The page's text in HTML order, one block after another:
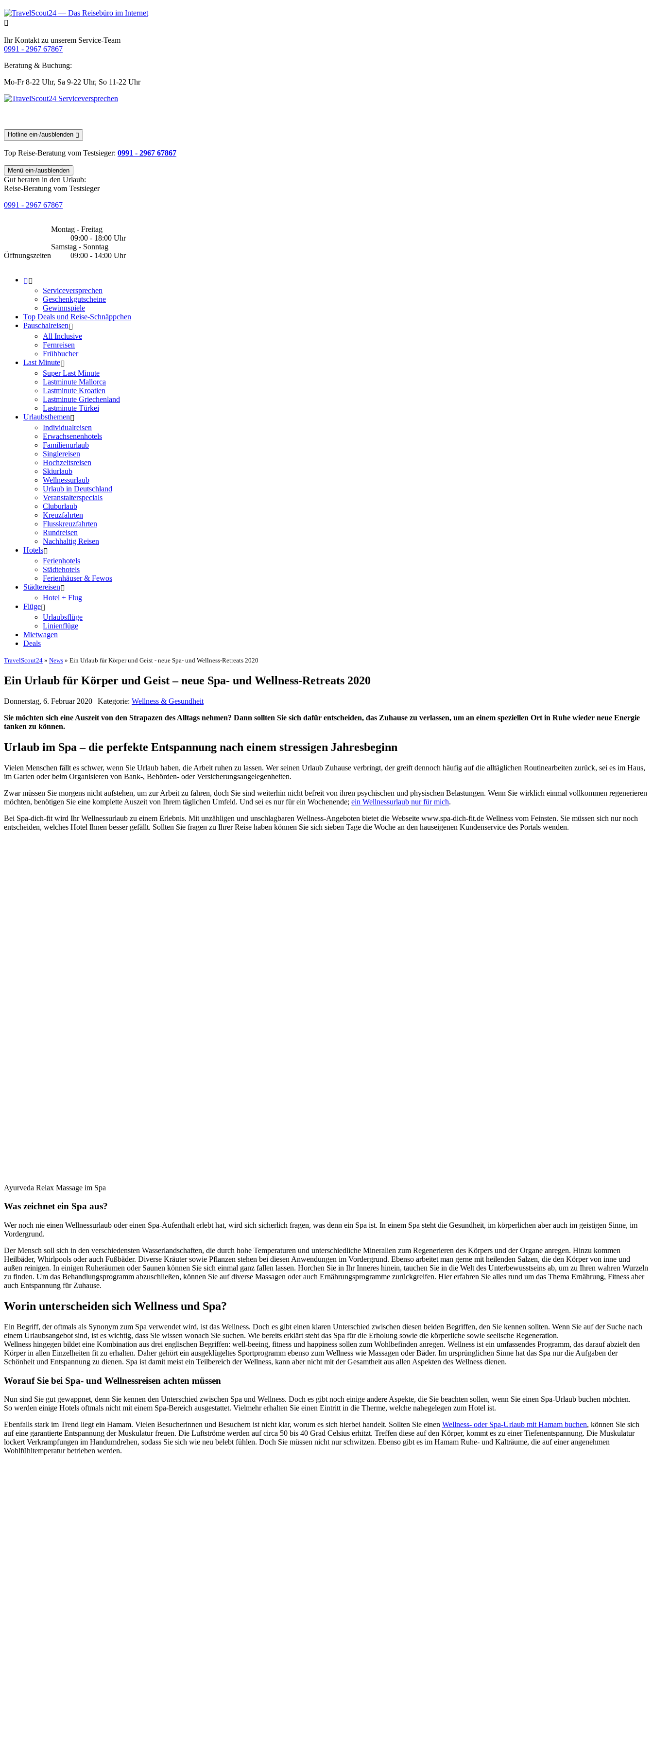
Ihr Kontakt zu unserem Service-Team
0991 - 2967 67867
Beratung & Buchung:
Mo-Fr 8-22 Uhr, Sa 9-22 Uhr, So 11-22 Uhr
Hotline ein-/ausblenden
Top Reise-Beratung vom Testsieger: 0991 - 2967 67867
Menü ein-/ausblenden
Gut beraten in den Urlaub:
Reise-Beratung vom Testsieger
0991 - 2967 67867
Öffnungszeiten
Montag - Freitag
09:00 - 18:00 Uhr
Samstag - Sonntag
09:00 - 14:00 Uhr
Serviceversprechen
Geschenkgutscheine
Gewinnspiele
Top Deals und Reise-Schnäppchen
Pauschalreisen
All Inclusive
Fernreisen
Frühbucher
Last Minute
Super Last Minute
Lastminute Mallorca
Lastminute Kroatien
Lastminute Griechenland
Lastminute Türkei
Urlaubsthemen
Individualreisen
Erwachsenenhotels
Familienurlaub
Singlereisen
Hochzeitsreisen
Skiurlaub
Wellnessurlaub
Urlaub in Deutschland
Veranstalterspecials
Cluburlaub
Kreuzfahrten
Flusskreuzfahrten
Rundreisen
Nachhaltig Reisen
Hotels
Ferienhotels
Städtehotels
Ferienhäuser & Fewos
Städtereisen
Hotel + Flug
Flüge
Urlaubsflüge
Linienflüge
Mietwagen
Deals
TravelScout24 » News » Ein Urlaub für Körper und Geist - neue Spa- und Wellness-Retreats 2020
Ein Urlaub für Körper und Geist – neue Spa- und Wellness-Retreats 2020
Donnerstag, 6. Februar 2020 | Kategorie: Wellness & Gesundheit
Sie möchten sich eine Auszeit von den Strapazen des Alltags nehmen? Dann sollten Sie sich dafür entscheiden, das Zuhause zu verlassen, um an einem speziellen Ort in Ruhe wieder neue Energie
tanken zu können.
Urlaub im Spa – die perfekte Entspannung nach einem stressigen Jahresbeginn
Vielen Menschen fällt es schwer, wenn Sie Urlaub haben, die Arbeit ruhen zu lassen. Wer seinen Urlaub Zuhause verbringt, der greift dennoch häufig auf die alltäglichen Routinearbeiten zurück, sei es im Haus,
im Garten oder beim Organisieren von Bank-, Behörden- oder Versicherungsangelegenheiten.
Zwar müssen Sie morgens nicht aufstehen, um zur Arbeit zu fahren, doch Sie sind weiterhin nicht befreit von ihren psychischen und physischen Belastungen. Wenn Sie wirklich einmal vollkommen regenerieren
möchten, benötigen Sie eine komplette Auszeit von Ihrem täglichen Umfeld. Und sei es nur für ein Wochenende; ein Wellnessurlaub nur für mich.
Bei Spa-dich-fit wird Ihr Wellnessurlaub zu einem Erlebnis. Mit unzähligen und unschlagbaren Wellness-Angeboten bietet die Webseite www.spa-dich-fit.de Wellness vom Feinsten. Sie müssen sich nur noch
entscheiden, welches Hotel Ihnen besser gefällt. Sollten Sie fragen zu Ihrer Reise haben können Sie sich sieben Tage die Woche an den hauseigenen Kundenservice des Portals wenden.
Ayurveda Relax Massage im Spa
Was zeichnet ein Spa aus?
Wer noch nie einen Wellnessurlaub oder einen Spa-Aufenthalt erlebt hat, wird sich sicherlich fragen, was denn ein Spa ist. In einem Spa steht die Gesundheit, im körperlichen aber auch im geistigen Sinne, im
Vordergrund.
Der Mensch soll sich in den verschiedensten Wasserlandschaften, die durch hohe Temperaturen und unterschiedliche Mineralien zum Regenerieren des Körpers und der Organe anregen. Hinzu kommen
Heilbäder, Whirlpools oder auch Fußbäder. Diverse Kräuter sowie Pflanzen stehen bei diesen Anwendungen im Vordergrund. Ebenso arbeitet man gerne mit heilenden Salzen, die den Körper von inne und
außen reinigen. In einigen Ruheräumen oder Saunen können Sie sich einmal ganz fallen lassen. Horchen Sie in Ihr Inneres hinein, tauchen Sie in die Welt des Unterbewusstseins ab, um zu Ihren wahren Wurzeln
zu finden. Um das Behandlungsprogramm abzuschließen, können Sie auf diverse Massagen oder auch Ernährungsprogramme zurückgreifen. Hier erfahren Sie alles rund um das Thema Ernährung, Fitness aber
auch Entspannung für Zuhause.
Worin unterscheiden sich Wellness und Spa?
Ein Begriff, der oftmals als Synonym zum Spa verwendet wird, ist das Wellness. Doch es gibt einen klaren Unterschied zwischen diesen beiden Begriffen, den Sie kennen sollten. Wenn Sie auf der Suche nach
einem Urlaubsangebot sind, ist es wichtig, dass Sie wissen wonach Sie suchen. Wie bereits erklärt steht das Spa für die Erholung sowie die körperliche sowie seelische Regeneration.
Wellness hingegen bildet eine Kombination aus drei englischen Begriffen: well-beeing, fitness und happiness sollen zum Wohlbefinden anregen. Wellness ist ein umfassendes Programm, das darauf abzielt den
Körper in allen Einzelheiten fit zu erhalten. Daher gehört ein ausgeklügeltes Sportprogramm ebenso zum Wellness wie Massagen oder Bäder. Im ursprünglichen Sinne hat das Spa nur die Aufgaben der
Schönheit und Entspannung zu dienen. Spa ist damit meist ein Teilbereich der Wellness, kann aber nicht mit der Gesamtheit aus allen Aspekten des Wellness dienen.
Worauf Sie bei Spa- und Wellnessreisen achten müssen
Nun sind Sie gut gewappnet, denn Sie kennen den Unterschied zwischen Spa und Wellness. Doch es gibt noch einige andere Aspekte, die Sie beachten sollen, wenn Sie einen Spa-Urlaub buchen möchten.
So werden einige Hotels oftmals nicht mit einem Spa-Bereich ausgestattet. Vielmehr erhalten Sie einen Eintritt in die Therme, welche nahegelegen zum Hotel ist.
Ebenfalls stark im Trend liegt ein Hamam. Vielen Besucherinnen und Besuchern ist nicht klar, worum es sich hierbei handelt. Sollten Sie einen Wellness- oder Spa-Urlaub mit Hamam buchen, können Sie sich
auf eine garantierte Entspannung der Muskulatur freuen. Die Luftströme werden auf circa 50 bis 40 Grad Celsius erhitzt. Treffen diese auf den Körper, kommt es zu einer Tiefenentspannung. Die Muskulatur
lockert Verkrampfungen im Handumdrehen, sodass Sie sich wie neu belebt fühlen. Doch Sie müssen nicht nur schwitzen. Ebenso gibt es im Hamam Ruhe- und Kalträume, die auf einer angenehmen
Wohlfühltemperatur betrieben werden.